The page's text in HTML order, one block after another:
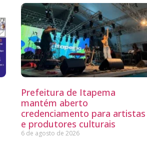
Prefeitura de Itapema
mantém aberto
credenciamento para artistas
e produtores culturais
6 de agosto de 2026